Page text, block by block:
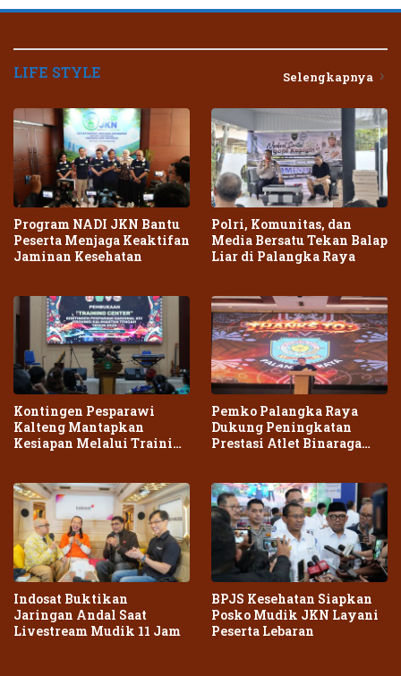
LIFE STYLE Selengkapnya
Program NADI JKN Bantu
Peserta Menjaga Keaktifan
Jaminan Kesehatan
Polri, Komunitas, dan
Media Bersatu Tekan Balap
Liar di Palangka Raya
Kontingen Pesparawi
Kalteng Mantapkan
Kesiapan Melalui Training
Pemko Palangka Raya
Dukung Peningkatan
Prestasi Atlet Binaraga
Indosat Buktikan
Jaringan Andal Saat
Livestream Mudik 11 Jam
BPJS Kesehatan Siapkan
Posko Mudik JKN Layani
Peserta Lebaran